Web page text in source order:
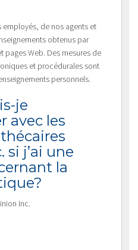
employés, de nos agents et
obtenus par
pages Web. Des mesures de
et procédurales sont
personnels.
je
avec les
j’ai une
la
Inc.